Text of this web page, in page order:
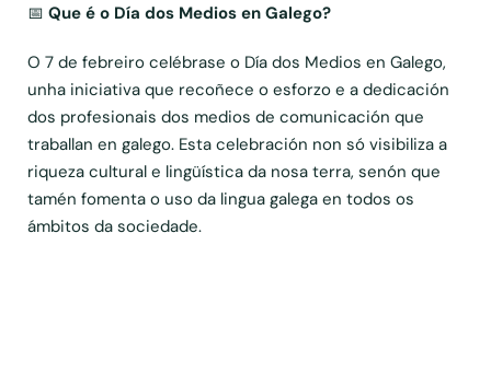
📅 Que é o Día dos Medios en Galego?
O 7 de febreiro celébrase o Día dos Medios en Galego,
unha iniciativa que recoñece o esforzo e a dedicación
dos profesionais dos medios de comunicación que
traballan en galego. Esta celebración non só visibiliza a
riqueza cultural e lingüística da nosa terra, senón que
tamén fomenta o uso da lingua galega en todos os
ámbitos da sociedade.